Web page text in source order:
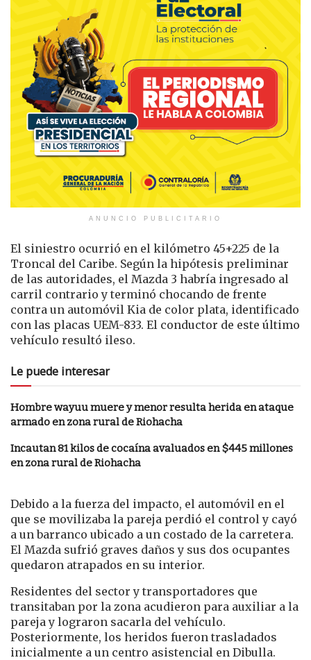
ANUNCIO PUBLICITARIO
El siniestro ocurrió en el kilómetro 45+225 de la
Troncal del Caribe. Según la hipótesis preliminar
de las autoridades, el Mazda 3 habría ingresado al
carril contrario y terminó chocando de frente
contra un automóvil Kia de color plata, identificado
con las placas UEM-833. El conductor de este último
vehículo resultó ileso.
Le puede interesar
Hombre wayuu muere y menor resulta herida en ataque
armado en zona rural de Riohacha
Incautan 81 kilos de cocaína avaluados en $445 millones
en zona rural de Riohacha
Debido a la fuerza del impacto, el automóvil en el
que se movilizaba la pareja perdió el control y cayó
a un barranco ubicado a un costado de la carretera.
El Mazda sufrió graves daños y sus dos ocupantes
quedaron atrapados en su interior.
Residentes del sector y transportadores que
transitaban por la zona acudieron para auxiliar a la
pareja y lograron sacarla del vehículo.
Posteriormente, los heridos fueron trasladados
inicialmente a un centro asistencial en Dibulla.